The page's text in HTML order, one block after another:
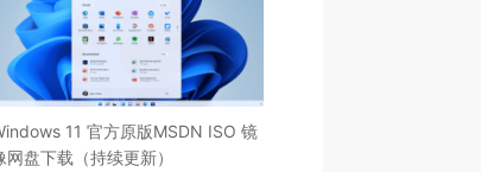
11 官方原版MSDN ISO 镜
网盘下载（持续更新）